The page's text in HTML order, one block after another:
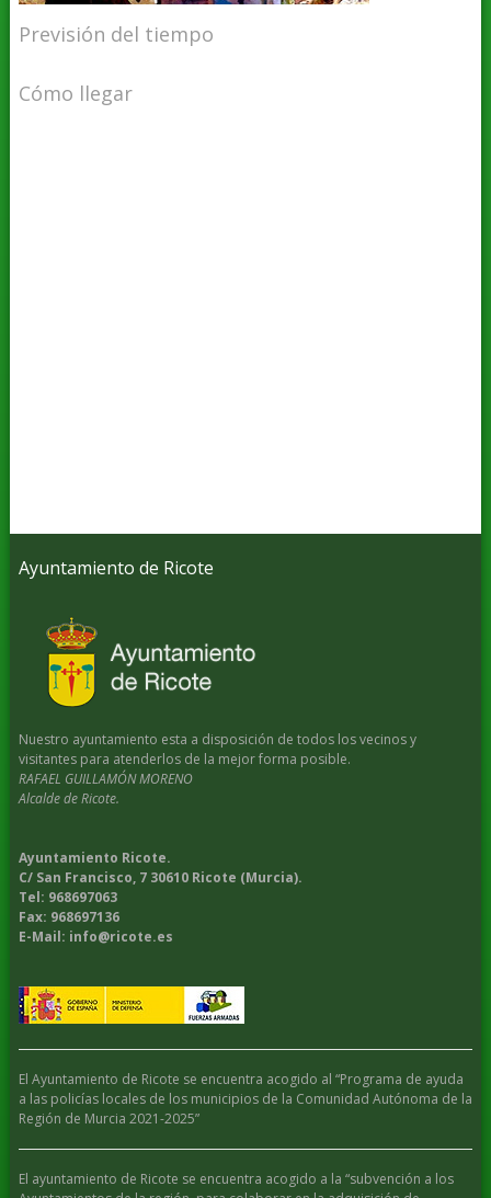
Previsión del tiempo
Cómo llegar
Ayuntamiento de Ricote
Nuestro ayuntamiento esta a disposición de todos los vecinos y
visitantes para atenderlos de la mejor forma posible.
RAFAEL GUILLAMÓN MORENO
Alcalde de Ricote.
Ayuntamiento Ricote.
C/ San Francisco, 7 30610 Ricote (Murcia).
Tel: 968697063
Fax: 968697136
E-Mail: info@ricote.es
El Ayuntamiento de Ricote se encuentra acogido al “Programa de ayuda
a las policías locales de los municipios de la Comunidad Autónoma de la
Región de Murcia 2021-2025”
El ayuntamiento de Ricote se encuentra acogido a la “subvención a los